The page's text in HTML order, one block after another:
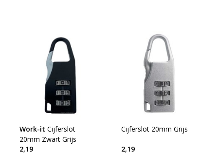
Work-it Cijferslot
20mm Zwart Grijs
2,19
Cijferslot 20mm Grijs
2,19